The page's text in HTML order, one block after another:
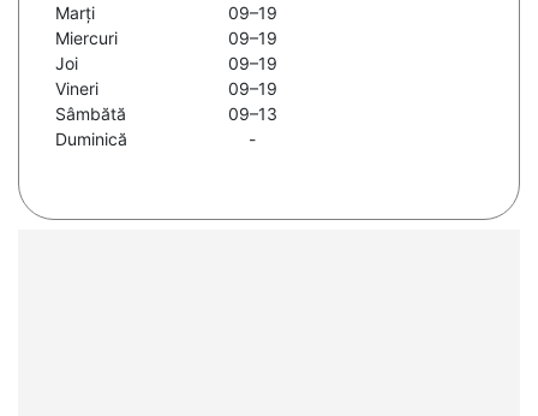
Marți
09–19
Miercuri
09–19
Joi
09–19
Vineri
09–19
Sâmbătă
09–13
Duminică
-